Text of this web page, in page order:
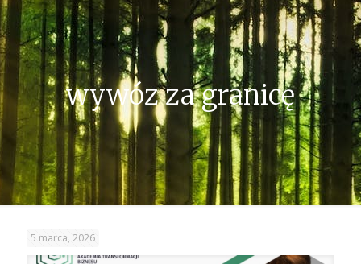
wywóz za granicę
5 marca, 2026